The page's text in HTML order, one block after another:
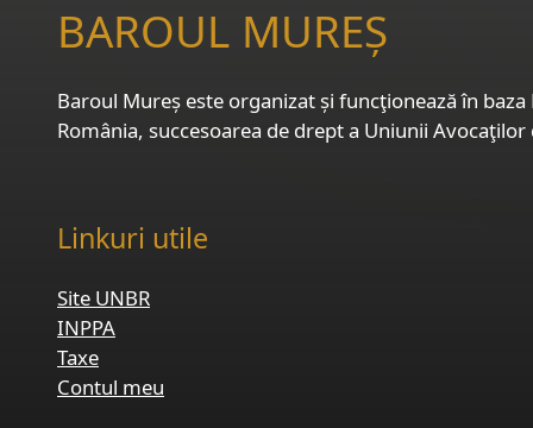
BAROUL MUREȘ
Baroul Mureș este organizat și funcţionează în
România, succesoarea de drept a Uniunii Avocaţilor
Linkuri utile
Site UNBR
INPPA
Taxe
Contul meu